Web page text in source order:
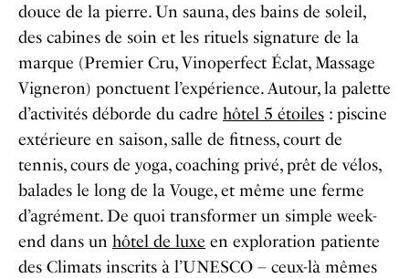
douce de la pierre. Un sauna, des bains de soleil,
des cabines de soin et les rituels signature de la
marque (Premier Cru, Vinoperfect Éclat, Massage
Vigneron) ponctuent l’expérience. Autour, la palette
d’activités déborde du cadre hôtel 5 étoiles : piscine
extérieure en saison, salle de fitness, court de
tennis, cours de yoga, coaching privé, prêt de vélos,
balades le long de la Vouge, et même une ferme
d’agrément. De quoi transformer un simple week-
end dans un hôtel de luxe en exploration patiente
des Climats inscrits à l’UNESCO – ceux-là mêmes